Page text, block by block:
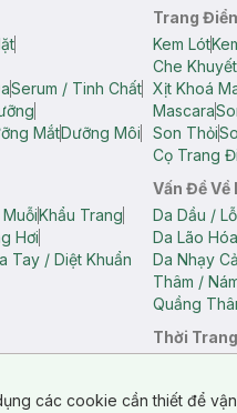
Serum / Tinh Chất
MắtDưỡng Môi
Trang
Kem Lót
Che
Xịt Khoá
Mascara
Son Thỏi
Cọ Trang
Khẩu Trang
Hơi
Tay / Diệt Khuẩn
Vấn Đề Về
Da Dầu /
Da Lão Hóa
Da Nhạy
Thâm /
Quầng
Thời
các cookie cần thiết để